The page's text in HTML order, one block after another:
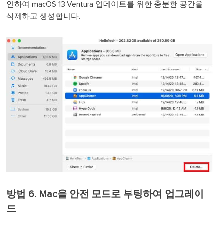
인하여 macOS 13 Ventura 업데이트를 위한 충분한 공간을
삭제하고 생성합니다.
방법 6. Mac을 안전 모드로 부팅하여 업그레이
드